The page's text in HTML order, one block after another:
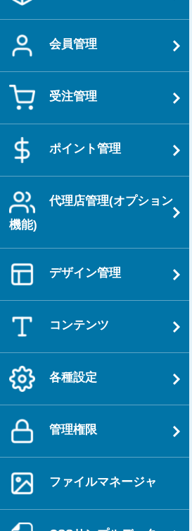
会員管理
受注管理
ポイント管理
代理店管理(オプション
機能)
デザイン管理
コンテンツ
各種設定
管理権限
ファイルマネージャ